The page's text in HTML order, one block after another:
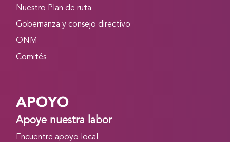
Nuestro Plan de ruta
Gobernanza y consejo directivo
ONM
Comités
APOYO
Apoye nuestra labor
Encuentre apoyo local